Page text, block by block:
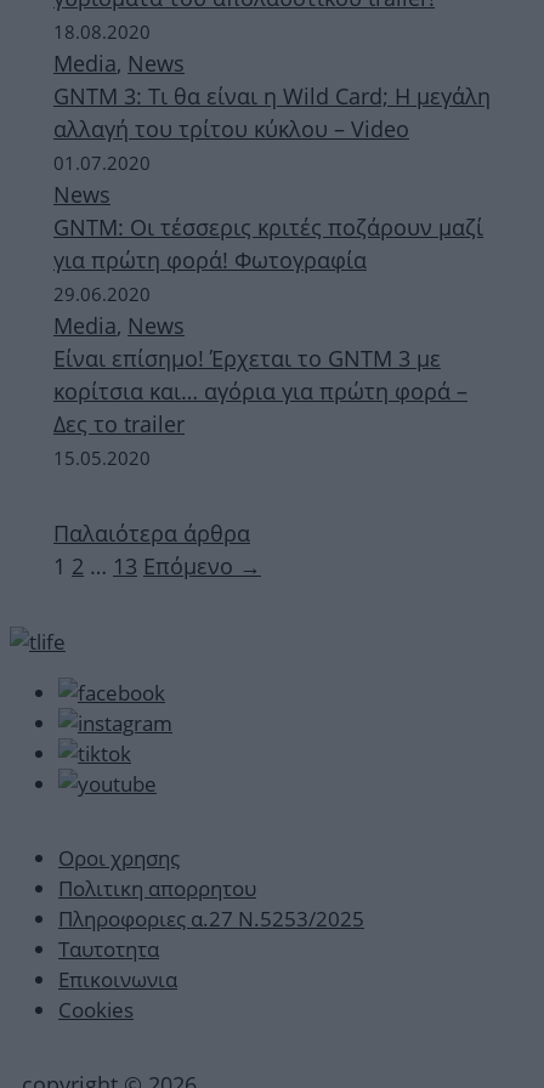
18.08.2020
Media, News
GNTM 3: Τι θα είναι η Wild Card; Η μεγάλη
αλλαγή του τρίτου κύκλου – Video
01.07.2020
News
GNTM: Οι τέσσερις κριτές ποζάρουν μαζί
για πρώτη φορά! Φωτογραφία
29.06.2020
Media, News
Είναι επίσημο! Έρχεται το GNTM 3 με
κορίτσια και… αγόρια για πρώτη φορά –
Δες το trailer
15.05.2020
Παλαιότερα άρθρα
Σελίδα
1 Σελίδα
2 … Σελίδα
13 Επόμενο →
Οροι χρησης
Πολιτικη απορρητου
Πληροφοριες α.27 Ν.5253/2025
Ταυτοτητα
Επικοινωνια
Cookies